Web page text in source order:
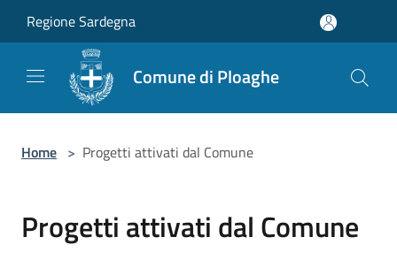
Regione Sardegna
Comune di Ploaghe
Home > Progetti attivati dal Comune
Progetti attivati dal Comune